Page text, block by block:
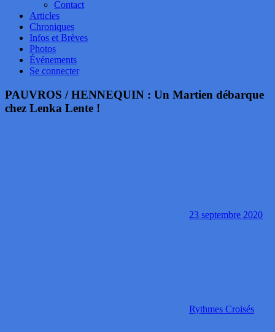
Contact
Articles
Chroniques
Infos et Brèves
Photos
Événements
Se connecter
PAUVROS / HENNEQUIN : Un Martien débarque
chez Lenka Lente !
23 septembre 2020
Rythmes Croisés